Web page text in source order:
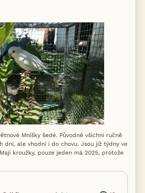
Mníšky šedé. Původně všichni ručně
dní, ale vhodní i do chovu. Jsou již týdny ve
kroužky, pouze jeden má 2025, protože